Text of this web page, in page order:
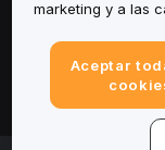
marketing y a las
Aceptar